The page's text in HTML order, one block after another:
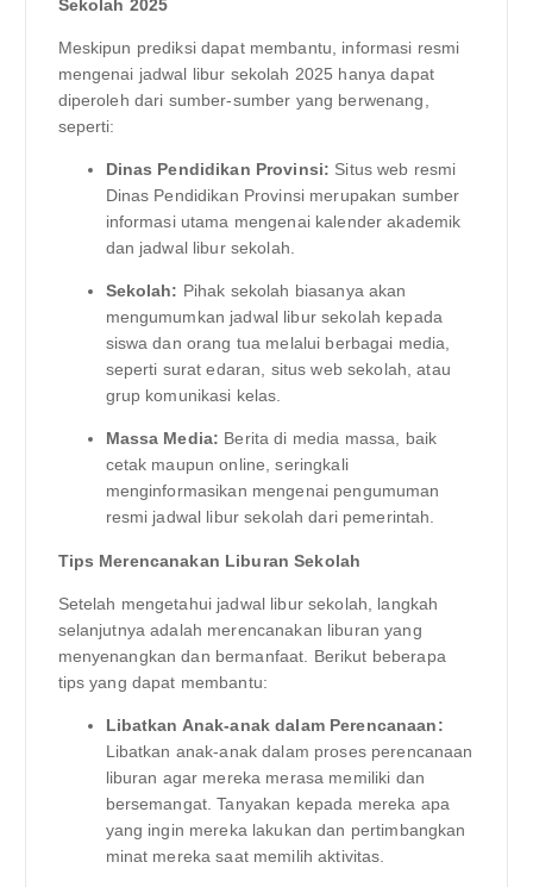
Sekolah 2025
Meskipun prediksi dapat membantu, informasi resmi
mengenai jadwal libur sekolah 2025 hanya dapat
diperoleh dari sumber-sumber yang berwenang,
seperti:
Dinas Pendidikan Provinsi: Situs web resmi
Dinas Pendidikan Provinsi merupakan sumber
informasi utama mengenai kalender akademik
dan jadwal libur sekolah.
Sekolah: Pihak sekolah biasanya akan
mengumumkan jadwal libur sekolah kepada
siswa dan orang tua melalui berbagai media,
seperti surat edaran, situs web sekolah, atau
grup komunikasi kelas.
Massa Media: Berita di media massa, baik
cetak maupun online, seringkali
menginformasikan mengenai pengumuman
resmi jadwal libur sekolah dari pemerintah.
Tips Merencanakan Liburan Sekolah
Setelah mengetahui jadwal libur sekolah, langkah
selanjutnya adalah merencanakan liburan yang
menyenangkan dan bermanfaat. Berikut beberapa
tips yang dapat membantu:
Libatkan Anak-anak dalam Perencanaan:
Libatkan anak-anak dalam proses perencanaan
liburan agar mereka merasa memiliki dan
bersemangat. Tanyakan kepada mereka apa
yang ingin mereka lakukan dan pertimbangkan
minat mereka saat memilih aktivitas.